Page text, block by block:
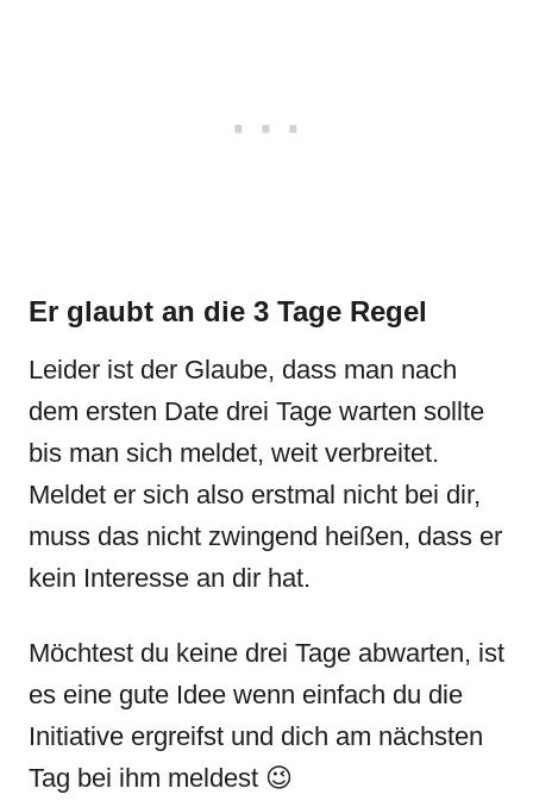
Er glaubt an die 3 Tage Regel
Leider ist der Glaube, dass man nach
dem ersten Date drei Tage warten sollte
bis man sich meldet, weit verbreitet.
Meldet er sich also erstmal nicht bei dir,
muss das nicht zwingend heißen, dass er
kein Interesse an dir hat.
Möchtest du keine drei Tage abwarten, ist
es eine gute Idee wenn einfach du die
Initiative ergreifst und dich am nächsten
Tag bei ihm meldest 😉